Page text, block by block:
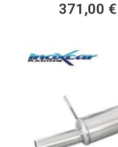
371,00 €